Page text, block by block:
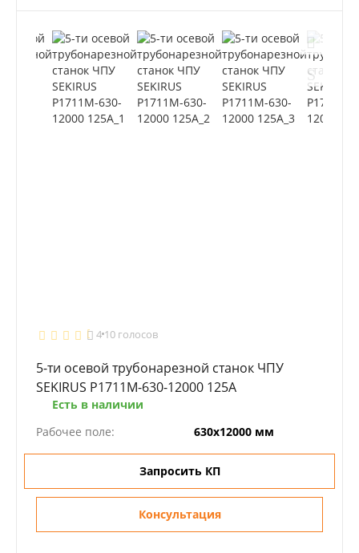
4 10 голосов
5-ти осевой трубонарезной станок ЧПУ
SEKIRUS P1711M-630-12000 125A
Есть в наличии
Рабочее поле:
630х12000 мм
Запросить КП
Консультация